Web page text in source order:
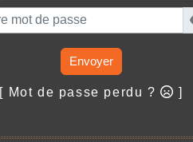
Envoyer
[ Mot de passe perdu ? ]